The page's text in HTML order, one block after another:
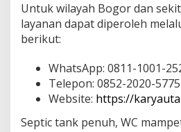
Untuk wilayah Bogor dan
layanan dapat diperoleh
berikut:
WhatsApp: 0811-1001-
Telepon: 0852-2020-5775
Website: https://
Septic tank penuh, WC